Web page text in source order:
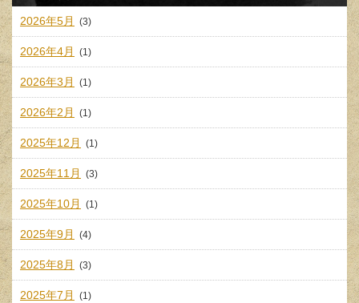
2026年5月 (3)
2026年4月 (1)
2026年3月 (1)
2026年2月 (1)
2025年12月 (1)
2025年11月 (3)
2025年10月 (1)
2025年9月 (4)
2025年8月 (3)
2025年7月 (1)